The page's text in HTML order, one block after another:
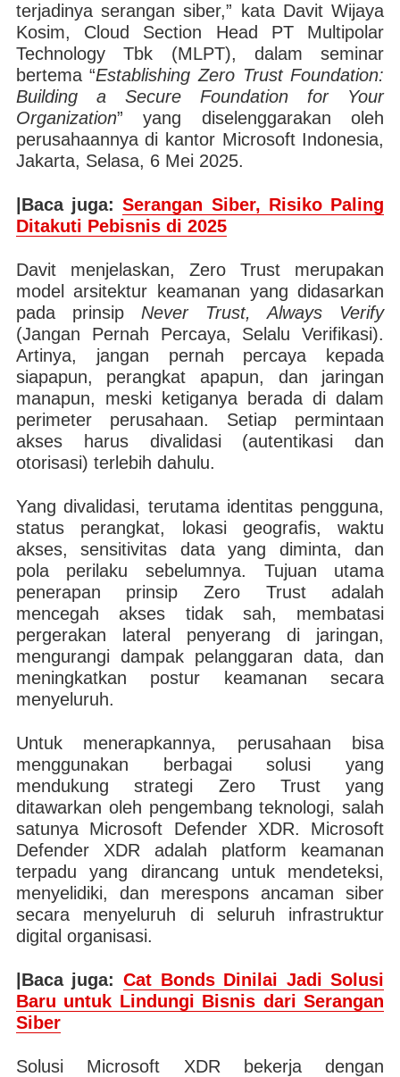
terjadinya serangan siber,” kata Davit Wijaya
Kosim, Cloud Section Head PT Multipolar
Technology Tbk (MLPT), dalam seminar
bertema “Establishing Zero Trust Foundation:
Building a Secure Foundation for Your
Organization” yang diselenggarakan oleh
perusahaannya di kantor Microsoft Indonesia,
Jakarta, Selasa, 6 Mei 2025.
|Baca juga:Serangan Siber, Risiko Paling
Ditakuti Pebisnis di 2025
Davit menjelaskan, Zero Trust merupakan
model arsitektur keamanan yang didasarkan
pada prinsip Never Trust, Always Verify
(Jangan Pernah Percaya, Selalu Verifikasi).
Artinya, jangan pernah percaya kepada
siapapun, perangkat apapun, dan jaringan
manapun, meski ketiganya berada di dalam
perimeter perusahaan. Setiap permintaan
akses harus divalidasi (autentikasi dan
otorisasi) terlebih dahulu.
Yang divalidasi, terutama identitas pengguna,
status perangkat, lokasi geografis, waktu
akses, sensitivitas data yang diminta, dan
pola perilaku sebelumnya. Tujuan utama
penerapan prinsip Zero Trust adalah
mencegah akses tidak sah, membatasi
pergerakan lateral penyerang di jaringan,
mengurangi dampak pelanggaran data, dan
meningkatkan postur keamanan secara
menyeluruh.
Untuk menerapkannya, perusahaan bisa
menggunakan berbagai solusi yang
mendukung strategi Zero Trust yang
ditawarkan oleh pengembang teknologi, salah
satunya Microsoft Defender XDR. Microsoft
Defender XDR adalah platform keamanan
terpadu yang dirancang untuk mendeteksi,
menyelidiki, dan merespons ancaman siber
secara menyeluruh di seluruh infrastruktur
digital organisasi.
|Baca juga: Cat Bonds Dinilai Jadi Solusi
Baru untuk Lindungi Bisnis dari Serangan
Siber
Solusi Microsoft XDR bekerja dengan